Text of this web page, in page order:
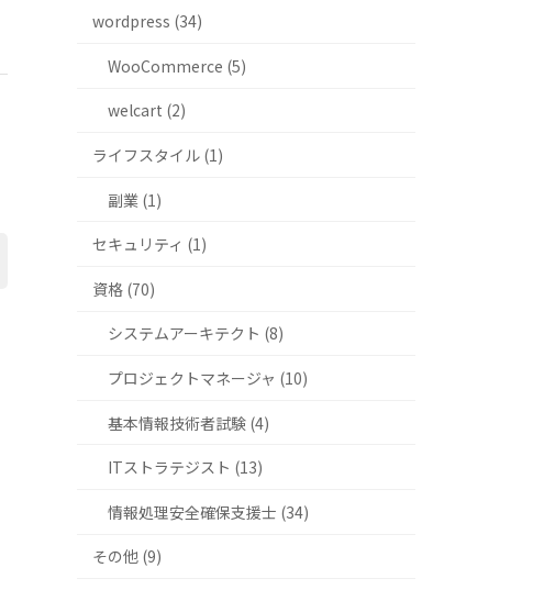
wordpress (34)
WooCommerce (5)
welcart (2)
ライフスタイル (1)
副業 (1)
セキュリティ (1)
資格 (70)
システムアーキテクト (8)
プロジェクトマネージャ (10)
基本情報技術者試験 (4)
ITストラテジスト (13)
情報処理安全確保支援士 (34)
その他 (9)